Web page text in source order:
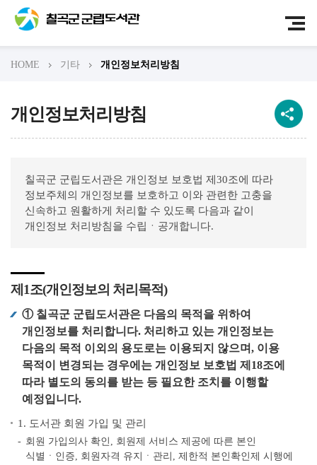
HOME 기타 개인정보처리방침
개인정보처리방침
칠곡군 군립도서관은 개인정보 보호법 제30조에 따라
정보주체의 개인정보를 보호하고 이와 관련한 고충을
신속하고 원활하게 처리할 수 있도록 다음과 같이
개인정보 처리방침을 수립ㆍ공개합니다.
제1조(개인정보의 처리목적)
① 칠곡군 군립도서관은 다음의 목적을 위하여
개인정보를 처리합니다. 처리하고 있는 개인정보는
다음의 목적 이외의 용도로는 이용되지 않으며, 이용
목적이 변경되는 경우에는 개인정보 보호법 제18조에
따라 별도의 동의를 받는 등 필요한 조치를 이행할
예정입니다.
1. 도서관 회원 가입 및 관리
회원 가입의사 확인, 회원제 서비스 제공에 따른 본인
식별ㆍ인증, 회원자격 유지ㆍ관리, 제한적 본인확인제 시행에